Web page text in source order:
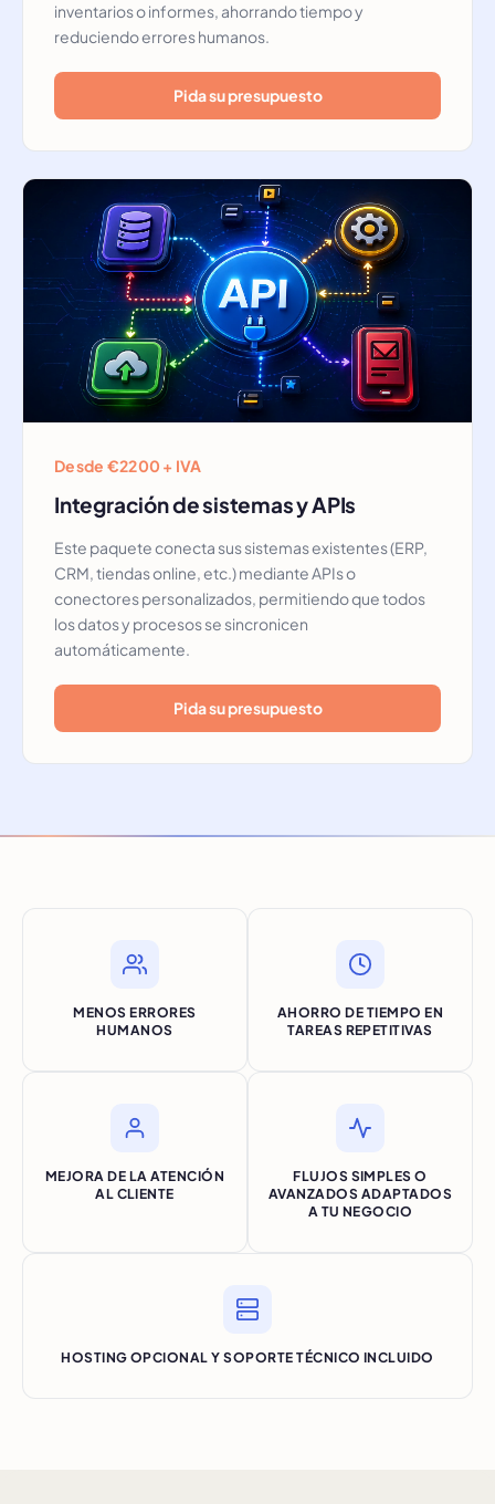
inventarios o informes, ahorrando tiempo y
reduciendo errores humanos.
Pida su presupuesto
Desde €2200 + IVA
Integración de sistemas y APIs
Este paquete conecta sus sistemas existentes (ERP,
CRM, tiendas online, etc.) mediante APIs o
conectores personalizados, permitiendo que todos
los datos y procesos se sincronicen
automáticamente.
Pida su presupuesto
MENOS ERRORES
HUMANOS
AHORRO DE TIEMPO EN
TAREAS REPETITIVAS
MEJORA DE LA ATENCIÓN
AL CLIENTE
FLUJOS SIMPLES O
AVANZADOS ADAPTADOS
A TU NEGOCIO
HOSTING OPCIONAL Y SOPORTE TÉCNICO INCLUIDO